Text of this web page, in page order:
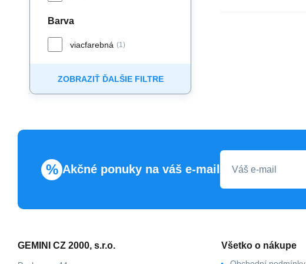
Barva
viacfarebná (1)
ZOBRAZIŤ ĎALŠIE FILTRE
% Akčné ponuky na váš e-mail
GEMINI CZ 2000, s.r.o. Všetko o nákupe